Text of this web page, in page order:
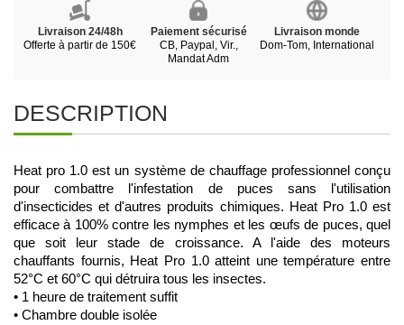
Livraison 24/48h
Offerte à partir de 150€
Paiement sécurisé
CB, Paypal, Vir.,
Mandat Adm
Livraison monde
Dom-Tom, International
DESCRIPTION
Heat pro 1.0 est un système de chauffage professionnel conçu
pour combattre l'infestation de puces sans l'utilisation
d'insecticides et d'autres produits chimiques. Heat Pro 1.0 est
efficace à 100% contre les nymphes et les œufs de puces, quel
que soit leur stade de croissance. A l'aide des moteurs
chauffants fournis, Heat Pro 1.0 atteint une température entre
52°C et 60°C qui détruira tous les insectes.
• 1 heure de traitement suffit
• Chambre double isolée